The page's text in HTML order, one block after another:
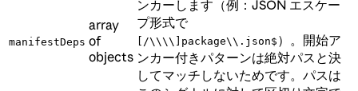
manifestDeps
array
of
objects
ンカーします（例：JSON エスケー
プ形式で
[/\\\\]package\\.json$ ）。開始ア
ンカー付きパターンは絶対パスと決
してマッチしないためです。パスは